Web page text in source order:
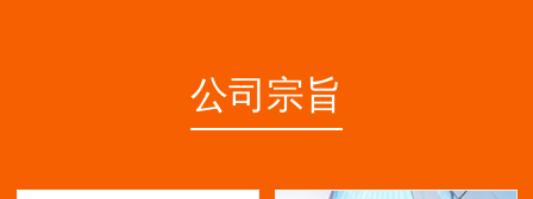
公司宗旨